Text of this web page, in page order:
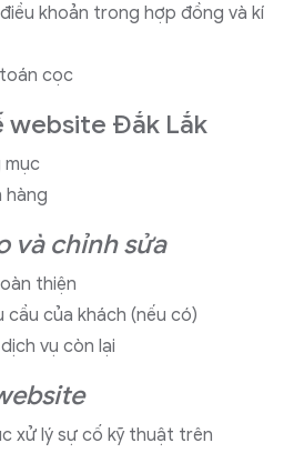
khoản trong hợp đồng và kí
cọc
website Đắk Lắk
hàng
và chỉnh sửa
thiện
cầu của khách (nếu có)
vụ còn lại
xử lý sự cố kỹ thuật trên